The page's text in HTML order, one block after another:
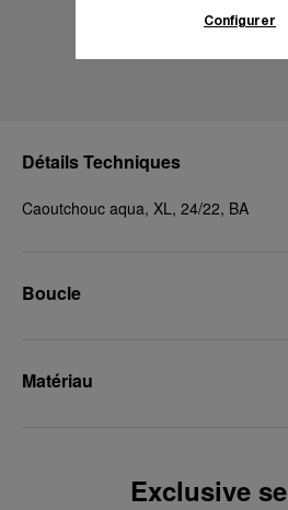
Détails Techniques
Caoutchouc aqua, XL, 24/22, BA
Boucle
Matériau
Exclusive
donnez votre consentement
pour l’utilisation des cookies
Configurer